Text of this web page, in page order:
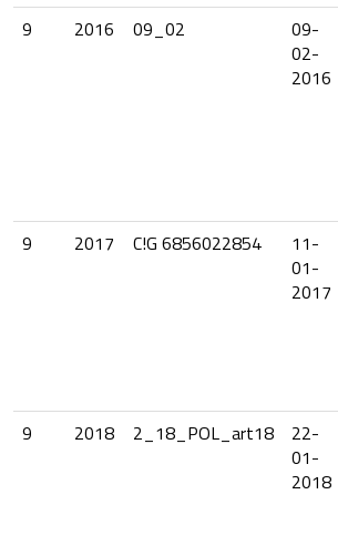
9
2016 09_02
09-
02-
2016
9
2017 C!G 6856022854
11-
01-
2017
9
2018 2_18_POL_art18
22-
01-
2018